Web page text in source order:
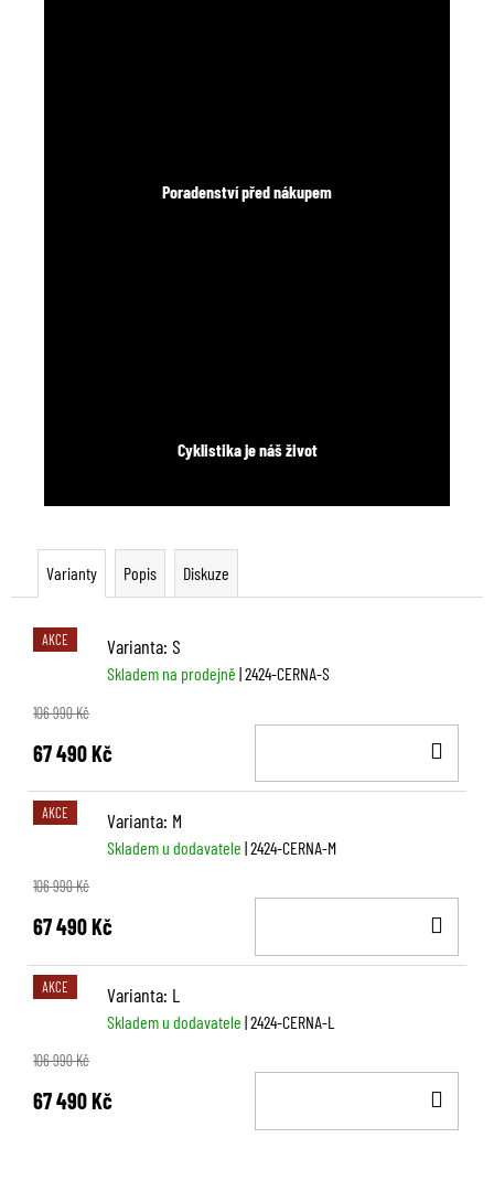
Poradenství před nákupem
Cyklistika je náš život
Varianty Popis Diskuze
AKCE Varianta: S
Skladem na prodejně | 2424-CERNA-S
106 990 Kč
67 490 Kč
AKCE Varianta: M
Skladem u dodavatele | 2424-CERNA-M
106 990 Kč
67 490 Kč
AKCE Varianta: L
Skladem u dodavatele | 2424-CERNA-L
106 990 Kč
67 490 Kč